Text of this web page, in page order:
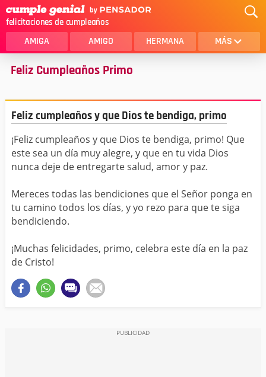
felicitaciones de cumpleaños
AMIGA AMIGO HERMANA MÁS
MAMA
SOBRINA
HIJA
HERMANO
HIJO
NOVIA
ESPOSO
PAPA
HOMBRE
TIA
CUÑADA
Feliz Cumpleaños Primo
Feliz cumpleaños y que Dios te bendiga, primo
¡Feliz cumpleaños y que Dios te bendiga, primo! Que
este sea un día muy alegre, y que en tu vida Dios
nunca deje de entregarte salud, amor y paz.
Mereces todas las bendiciones que el Señor ponga en
tu camino todos los días, y yo rezo para que te siga
bendiciendo.
¡Muchas felicidades, primo, celebra este día en la paz
de Cristo!